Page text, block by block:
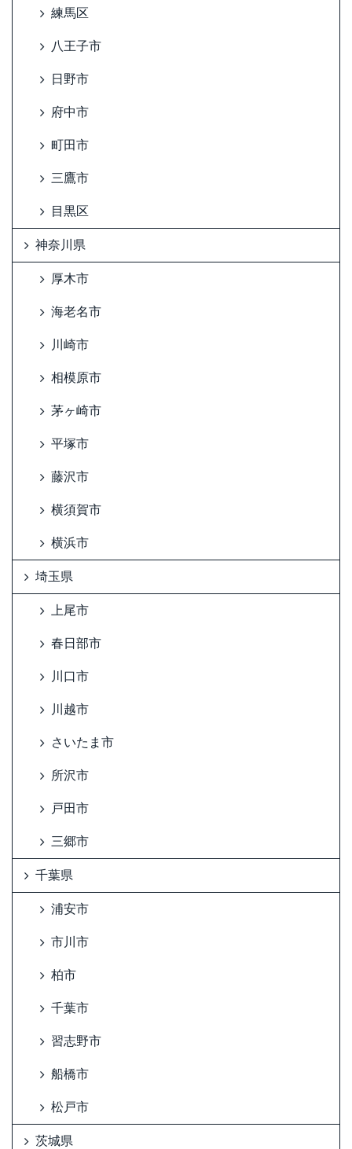
練馬区
八王子市
日野市
府中市
町田市
三鷹市
目黒区
神奈川県
厚木市
海老名市
川崎市
相模原市
茅ヶ崎市
平塚市
藤沢市
横須賀市
横浜市
埼玉県
上尾市
春日部市
川口市
川越市
さいたま市
所沢市
戸田市
三郷市
千葉県
浦安市
市川市
柏市
千葉市
習志野市
船橋市
松戸市
茨城県